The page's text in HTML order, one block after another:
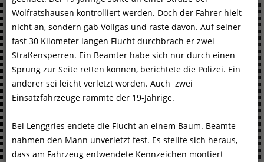
Wolfratshausen kontrolliert werden. Doch der Fahrer hielt
nicht an, sondern gab Vollgas und raste davon. Auf seiner
fast 30 Kilometer langen Flucht durchbrach er zwei
Straßensperren. Ein Beamter habe sich nur durch einen
Sprung zur Seite retten können, berichtete die Polizei. Ein
anderer sei leicht verletzt worden. Auch zwei
Einsatzfahrzeuge rammte der 19-Jährige.
Bei Lenggries endete die Flucht an einem Baum. Beamte
nahmen den Mann unverletzt fest. Es stellte sich heraus,
dass am Fahrzeug entwendete Kennzeichen montiert